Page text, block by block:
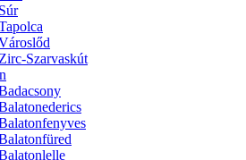
Súr
Zirc-Szarvaskút